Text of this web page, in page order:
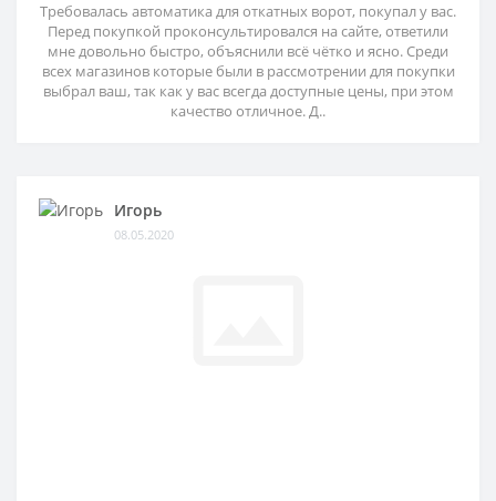
Требовалась автоматика для откатных ворот, покупал у вас.
Перед покупкой проконсультировался на сайте, ответили
мне довольно быстро, объяснили всё чётко и ясно. Среди
всех магазинов которые были в рассмотрении для покупки
выбрал ваш, так как у вас всегда доступные цены, при этом
качество отличное. Д..
Игорь
08.05.2020